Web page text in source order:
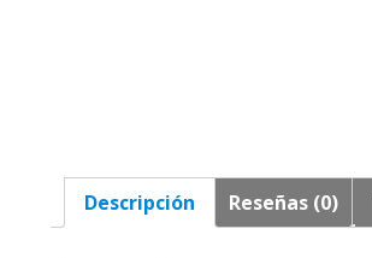
Descripción Reseñas (0)